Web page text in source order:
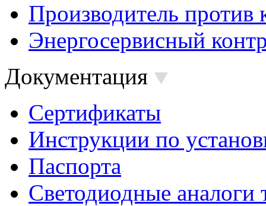
Производитель против
Энергосервисный
Документация
Сертификаты
Инструкции по
Паспорта
Светодиодные аналоги